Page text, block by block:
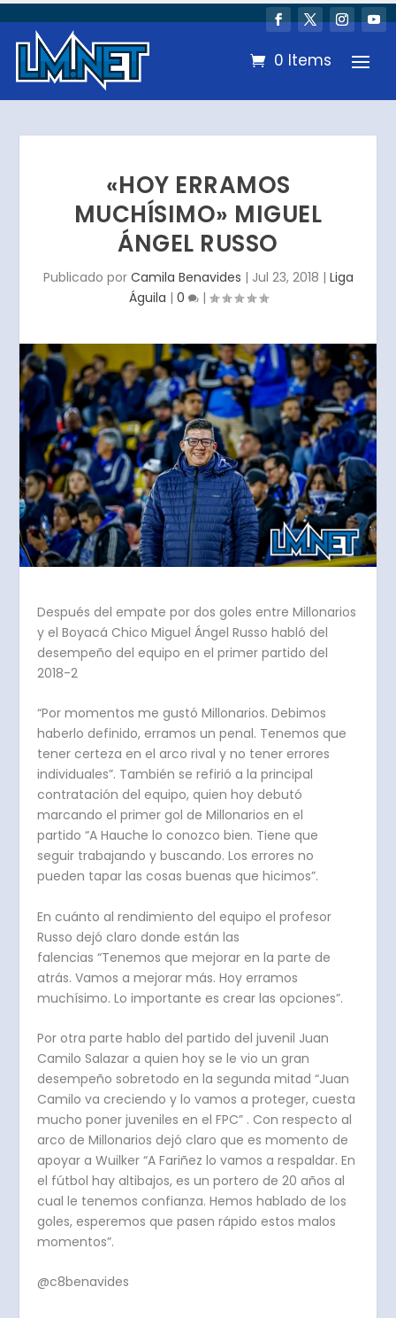
0 Items
«HOY ERRAMOS
MUCHÍSIMO» MIGUEL
ÁNGEL RUSSO
Publicado por Camila Benavides | Jul 23, 2018 | Liga
Águila | 0 |
Después del empate por dos goles entre Millonarios
y el Boyacá Chico Miguel Ángel Russo habló del
desempeño del equipo en el primer partido del
2018-2
“Por momentos me gustó Millonarios. Debimos
haberlo definido, erramos un penal. Tenemos que
tener certeza en el arco rival y no tener errores
individuales”. También se refirió a la principal
contratación del equipo, quien hoy debutó
marcando el primer gol de Millonarios en el
partido “A Hauche lo conozco bien. Tiene que
seguir trabajando y buscando. Los errores no
pueden tapar las cosas buenas que hicimos”.
En cuánto al rendimiento del equipo el profesor
Russo dejó claro donde están las
falencias “Tenemos que mejorar en la parte de
atrás. Vamos a mejorar más. Hoy erramos
muchísimo. Lo importante es crear las opciones”.
Por otra parte hablo del partido del juvenil Juan
Camilo Salazar a quien hoy se le vio un gran
desempeño sobretodo en la segunda mitad “Juan
Camilo va creciendo y lo vamos a proteger, cuesta
mucho poner juveniles en el FPC” . Con respecto al
arco de Millonarios dejó claro que es momento de
apoyar a Wuilker “A Fariñez lo vamos a respaldar. En
el fútbol hay altibajos, es un portero de 20 años al
cual le tenemos confianza. Hemos hablado de los
goles, esperemos que pasen rápido estos malos
momentos”.
@c8benavides